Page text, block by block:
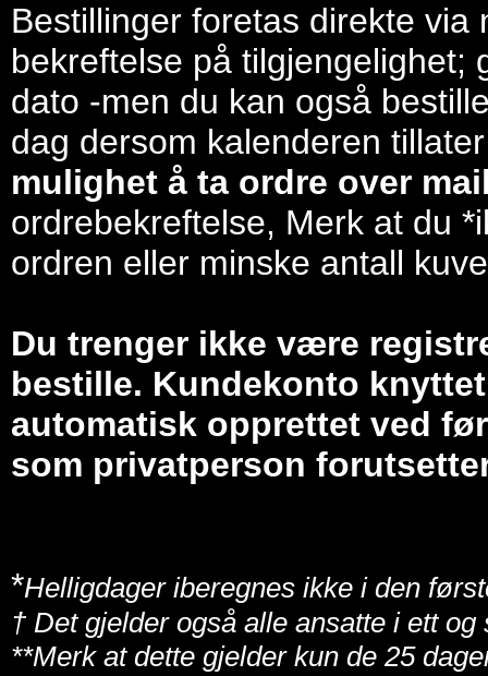
Bestillinger foretas direkte
bekreftelse på tilgjengelighet;
dato -men du kan også
dag dersom kalenderen
mulighet å ta ordre over
ordrebekreftelse, Merk at du
ordren eller minske antall
Du trenger ikke være
bestille. Kundekonto
automatisk opprettet ved
som privatperson
*Helligdager iberegnes ikke i den
† Det gjelder også alle ansatte i ett
**Merk at dette gjelder kun de 25